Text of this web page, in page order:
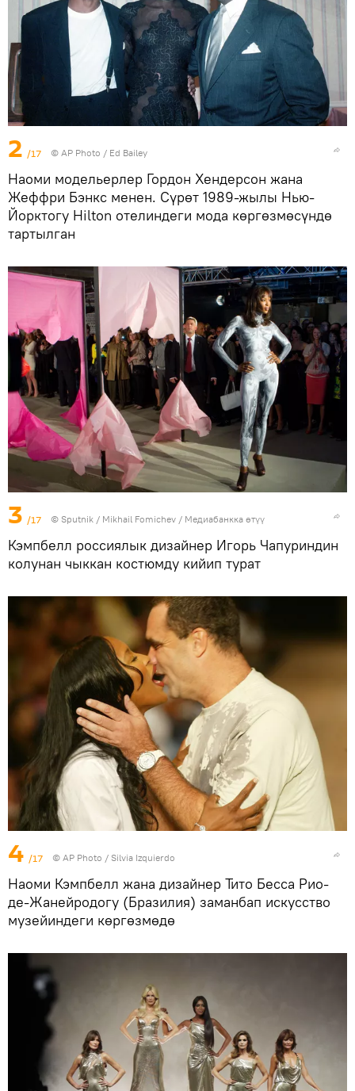
2 /17 © AP Photo / Ed Bailey
Наоми модельерлер Гордон Хендерсон жана
Жеффри Бэнкс менен. Сүрөт 1989-жылы Нью-
Йорктогу Hilton отелиндеги мода көргөзмөсүндө
тартылган
3 /17 © Sputnik / Mikhail Fomichev / Медиабанкка өтүү
Кэмпбелл россиялык дизайнер Игорь Чапуриндин
колунан чыккан костюмду кийип турат
4 /17 © AP Photo / Silvia Izquierdo
Наоми Кэмпбелл жана дизайнер Тито Бесса Рио-
де-Жанейродогу (Бразилия) заманбап искусство
музейиндеги көргөзмөдө